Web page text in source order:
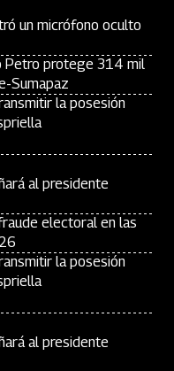
un micrófono oculto
Petro protege 314 mil
Sumapaz
la posesión
al presidente
electoral en las
la posesión
al presidente